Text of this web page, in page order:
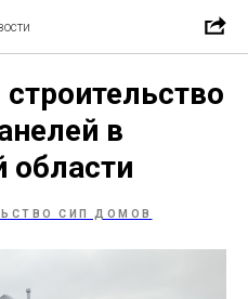
в
области
СИП ДОМОВ